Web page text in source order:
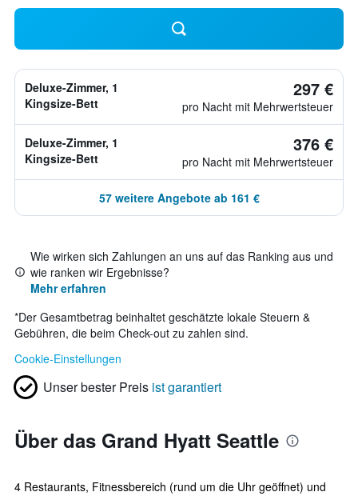
Deluxe-Zimmer, 1
Kingsize-Bett
297 €
pro Nacht mit Mehrwertsteuer
Deluxe-Zimmer, 1
Kingsize-Bett
376 €
pro Nacht mit Mehrwertsteuer
57 weitere Angebote ab 161 €
Wie wirken sich Zahlungen an uns auf das Ranking aus und
wie ranken wir Ergebnisse?
Mehr erfahren
*Der Gesamtbetrag beinhaltet geschätzte lokale Steuern &
Gebühren, die beim Check-out zu zahlen sind.
Cookie-Einstellungen
Unser bester Preis ist garantiert
Über das Grand Hyatt Seattle
4 Restaurants, Fitnessbereich (rund um die Uhr geöffnet) und